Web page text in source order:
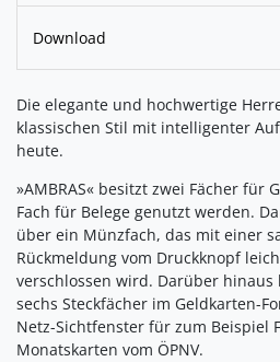
Download
Die elegante und hochwertige
klassischen Stil mit intelligenter
heute.
»AMBRAS« besitzt zwei Fächer für
Fach für Belege genutzt werden.
über ein Münzfach, das mit einer
Rückmeldung vom Druckknopf
verschlossen wird. Darüber
sechs Steckfächer im Geldkarten-
Netz-Sichtfenster für zum Beispiel
Monatskarten vom ÖPNV.